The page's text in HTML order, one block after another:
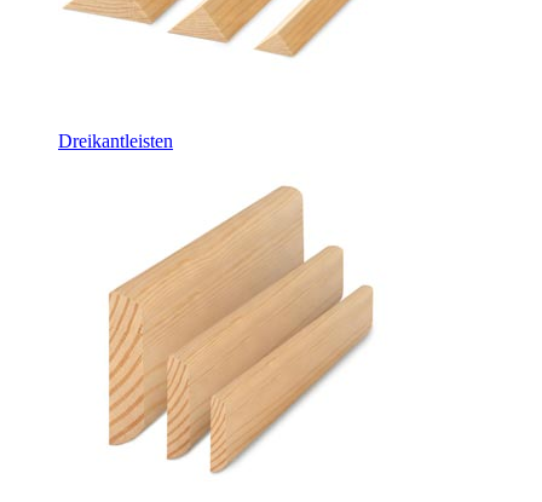
Dreikantleisten